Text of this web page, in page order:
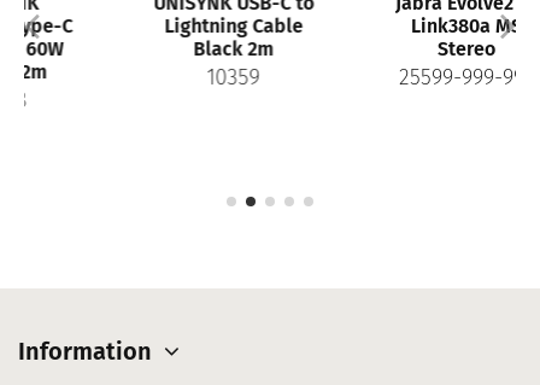
Lightning Cable
Black 2m
Link380a MS
25599-999-999
Information